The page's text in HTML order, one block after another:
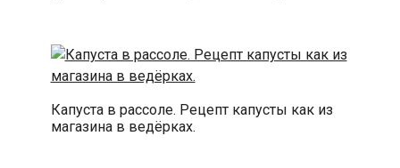
Капуста в рассоле. Рецепт капусты как из
магазина в ведёрках.